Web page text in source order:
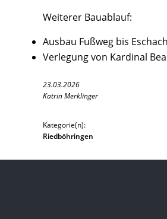
Weiterer Bauablauf:
Ausbau Fußweg bis
Verlegung von Kardinal
23.03.2026
Katrin Merklinger
Kategorie(n):
Riedböhringen